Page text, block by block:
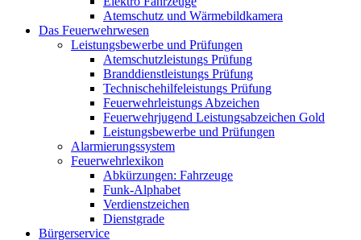
Atemschutz und Wärmebildkamera
Das Feuerwehrwesen
Leistungsbewerbe und Prüfungen
Atemschutzleistungs Prüfung
Branddienstleistungs Prüfung
Technischehilfeleistungs Prüfung
Feuerwehrleistungs Abzeichen
Feuerwehrjugend Leistungsabzeichen Gold
Leistungsbewerbe und Prüfungen
Alarmierungssystem
Feuerwehrlexikon
Abkürzungen: Fahrzeuge
Funk-Alphabet
Verdienstzeichen
Dienstgrade
Bürgerservice